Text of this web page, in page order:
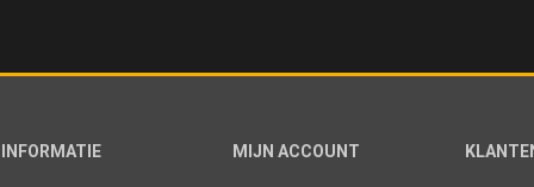
INFORMATIE MIJN ACCOUNT